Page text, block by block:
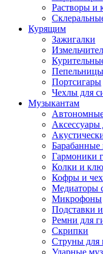
Растворы и
Курящим
Зажигалки
Пепельницы
Портсигары
Чехлы для
Музыкантам
Аксессуары
Барабанные
Гармоники
Колки и
Кофры и
Медиаторы
Микрофоны
Подставки
Ремни для
Скрипки
Струны для
Ударные